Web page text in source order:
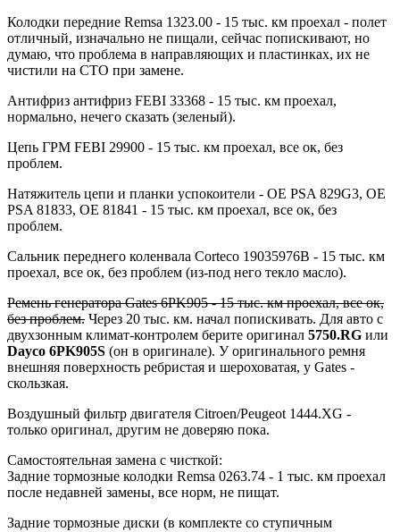
Колодки передние Remsa 1323.00 - 15 тыс. км проехал - полет
отличный, изначально не пищали, сейчас попискивают, но
думаю, что проблема в направляющих и пластинках, их не
чистили на СТО при замене.
Антифриз антифриз FEBI 33368 - 15 тыс. км проехал,
нормально, нечего сказать (зеленый).
Цепь ГРМ FEBI 29900 - 15 тыс. км проехал, все ок, без
проблем.
Натяжитель цепи и планки успокоители - OE PSA 829G3, OE
PSA 81833, OE 81841 - 15 тыс. км проехал, все ок, без
проблем.
Сальник переднего коленвала Corteco 19035976B - 15 тыс. км
проехал, все ок, без проблем (из-под него текло масло).
Ремень генератора Gates 6PK905 - 15 тыс. км проехал, все ок,
без проблем. Через 20 тыс. км. начал попискивать. Для авто с
двухзонным климат-контролем берите оригинал 5750.RG или
Dayco 6PK905S (он в оригинале). У оригинального ремня
внешняя поверхность ребристая и шероховатая, у Gates -
скользкая.
Воздушный фильтр двигателя Citroen/Peugeot 1444.XG -
только оригинал, другим не доверяю пока.
Самостоятельная замена с чисткой:
Задние тормозные колодки Remsa 0263.74 - 1 тыс. км проехал
после недавней замены, все норм, не пищат.
Задние тормозные диски (в комплекте со ступичным